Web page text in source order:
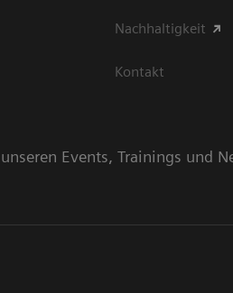
Nachhaltigkeit
Kontakt
Events, Trainings und